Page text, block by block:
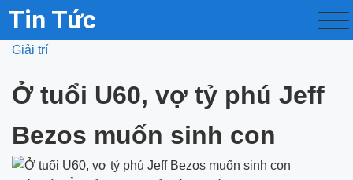
Tin Tức
Giải trí
Ở tuổi U60, vợ tỷ phú Jeff
Bezos muốn sinh con